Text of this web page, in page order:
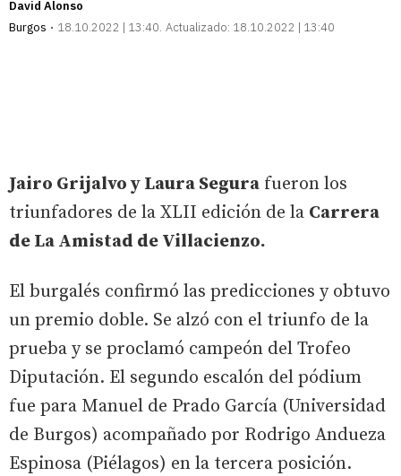
David Alonso
Burgos
18.10.2022 | 13:40 Actualizado: 18.10.2022 | 13:40
Jairo Grijalvo y Laura Segura fueron los
triunfadores de la XLII edición de la Carrera
de La Amistad de Villacienzo.
El burgalés confirmó las predicciones y obtuvo
un premio doble. Se alzó con el triunfo de la
prueba y se proclamó campeón del Trofeo
Diputación. El segundo escalón del pódium
fue para Manuel de Prado García (Universidad
de Burgos) acompañado por Rodrigo Andueza
Espinosa (Piélagos) en la tercera posición.